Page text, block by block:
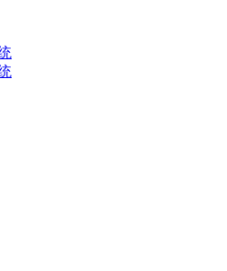
是无毒的、无过敏的，因此钛可
这一发现让钛成为了植入人体最
人体的各个部位之中了，而且相
界中大放了光芒，钛成为了众多
根据研究表明，将钛植入体内后
在钛的表面生长骨骼，这个过程
钛具有非常高的强度和重量比，
同时也让植入物没那么容易受
不多的弹性，感觉就像是上天为
它体育器材上的应用